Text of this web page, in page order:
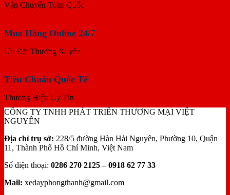
Vận Chuyển Toàn Quốc
Mua Hàng Online 24/7
Ưu Đãi Thường Xuyên
Tiêu Chuẩn Quốc Tế
Thương Hiệu Uy Tín
CÔNG TY TNHH PHÁT TRIỂN THƯƠNG MẠI VIỆT
NGUYÊN
Địa chỉ trụ sở: 228/5 đường Hàn Hải Nguyên, Phường 10, Quận
11, Thành Phố Hồ Chí Minh, Việt Nam
Số điện thoại: 0286 270 2125 – 0918 62 77 33
Mail: xedayphongthanh@gmail.com